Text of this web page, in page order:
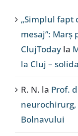
„Simplul fapt
mesaj”: Marș
ClujToday la
la Cluj –
R. N. la Prof.
Bolnavului